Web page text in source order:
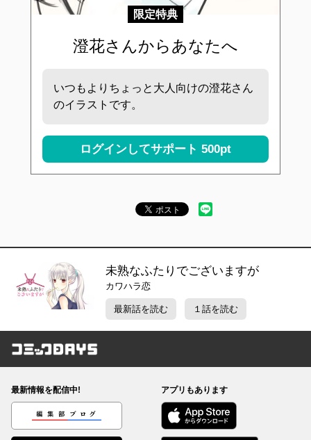
限定特典
澄花さんからあなたへ
いつもよりちょっと大人向けの澄花さん
のイラストです。
ログインしてサポート 500pt
未熟なふたりでございますが
カワハラ恋
最新話を読む １話を読む
コミックDAYS
最新情報を配信中!
編集部ブログ
アプリもあります